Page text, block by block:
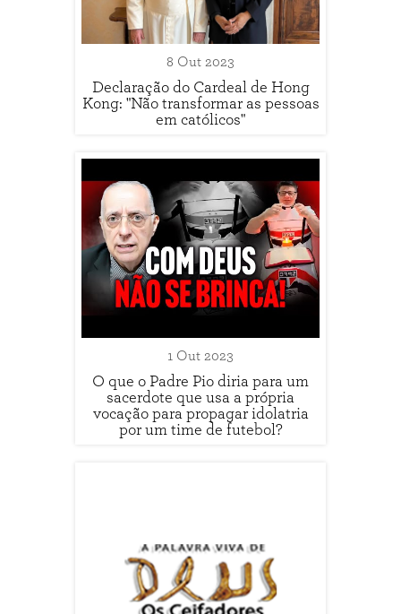
8 Out 2023
Declaração do Cardeal de Hong
Kong: "Não transformar as pessoas
em católicos"
1 Out 2023
O que o Padre Pio diria para um
sacerdote que usa a própria
vocação para propagar idolatria
por um time de futebol?